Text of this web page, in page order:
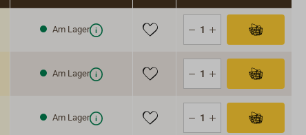
Am Lager
Am Lager
Am Lager